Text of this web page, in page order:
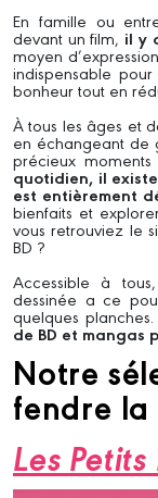
En famille ou
devant un film, il y
moyen
indispensable
bonheur tout en
À tous les âges et
en échangeant de
précieux
quotidien, il
est entièrement
bienfaits et
vous retrouviez le
BD ?
Accessible à
dessinée a ce
quelques planches.
de BD et mangas
Notre
fendre
Les